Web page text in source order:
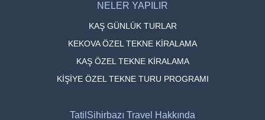
NELER YAPILIR
KAŞ GÜNLÜK TURLAR
KEKOVA ÖZEL TEKNE KİRALAMA
KAŞ ÖZEL TEKNE KİRALAMA
KİŞİYE ÖZEL TEKNE TURU PROGRAMI
TatilSihirbazı Travel Hakkında